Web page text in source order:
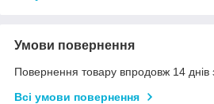
Умови повернення
Повернення товару впродовж 14 днів
Всі умови повернення